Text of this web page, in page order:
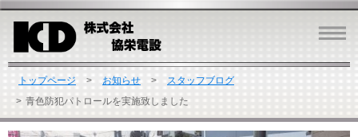
トップページ お知らせ
スタッフブログ
青色防犯パトロールを実施致しました